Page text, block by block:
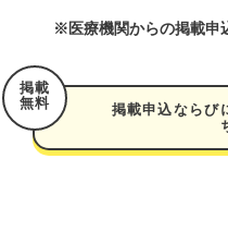
福島
東京 ２３区
東京 その他
長野
山梨
静岡
和歌山
奈良
岡山
島根
広島
福岡 福岡地域
福岡 その他
大分
※医療機関からの掲載申
掲載
無料
掲載申込ならび